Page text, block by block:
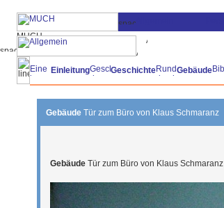
Einleitung Geschichte Gebäude
Gebäude Tür zum Büro von Klaus Schmaranz
Gebäude Tür zum Büro von Klaus Schmaranz